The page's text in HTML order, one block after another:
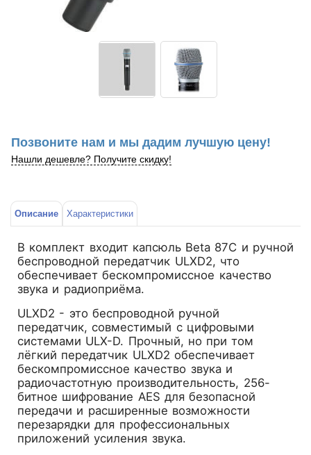
Позвоните нам и мы дадим лучшую цену!
Нашли дешевле? Получите скидку!
Описание Характеристики
В комплект входит капсюль Beta 87C и ручной
беспроводной передатчик ULXD2, что
обеспечивает бескомпромиссное качество
звука и радиоприёма.
ULXD2 - это беспроводной ручной
передатчик, совместимый с цифровыми
системами ULX-D. Прочный, но при том
лёгкий передатчик ULXD2 обеспечивает
бескомпромиссное качество звука и
радиочастотную производительность, 256-
битное шифрование AES для безопасной
передачи и расширенные возможности
перезарядки для профессиональных
приложений усиления звука.